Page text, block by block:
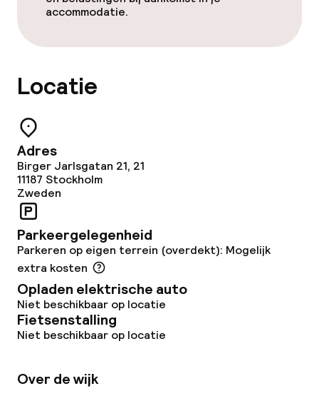
Overal rookvrij
Kleine huisdieren toegestaan (minder
accommodatie.
Locatie
Adres
Birger Jarlsgatan 21, 21
11187 Stockholm
Zweden
Parkeergelegenheid
Parkeren op eigen terrein (overdekt): Mogelijk
extra kosten
Opladen elektrische auto
Niet beschikbaar op locatie
Fietsenstalling
Niet beschikbaar op locatie
Over de wijk